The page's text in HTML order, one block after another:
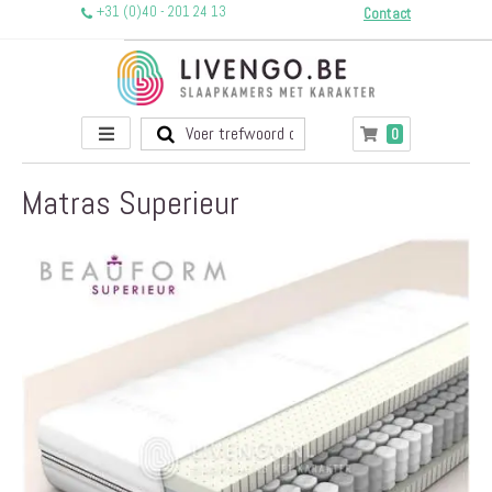
+31 (0)40 - 201 24 13 Contact
Toggle
Nav
Winkelwagen
0producten
Matras Superieur
naar